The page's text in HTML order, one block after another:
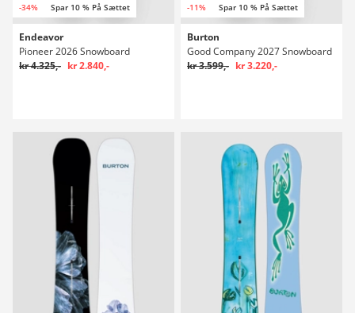
-34% Spar 10 % På Sættet
Endeavor
Pioneer 2026 Snowboard
kr 4.325,- kr 2.840,-
-11% Spar 10 % På Sættet
Burton
Good Company 2027 Snowboard
kr 3.599,- kr 3.220,-